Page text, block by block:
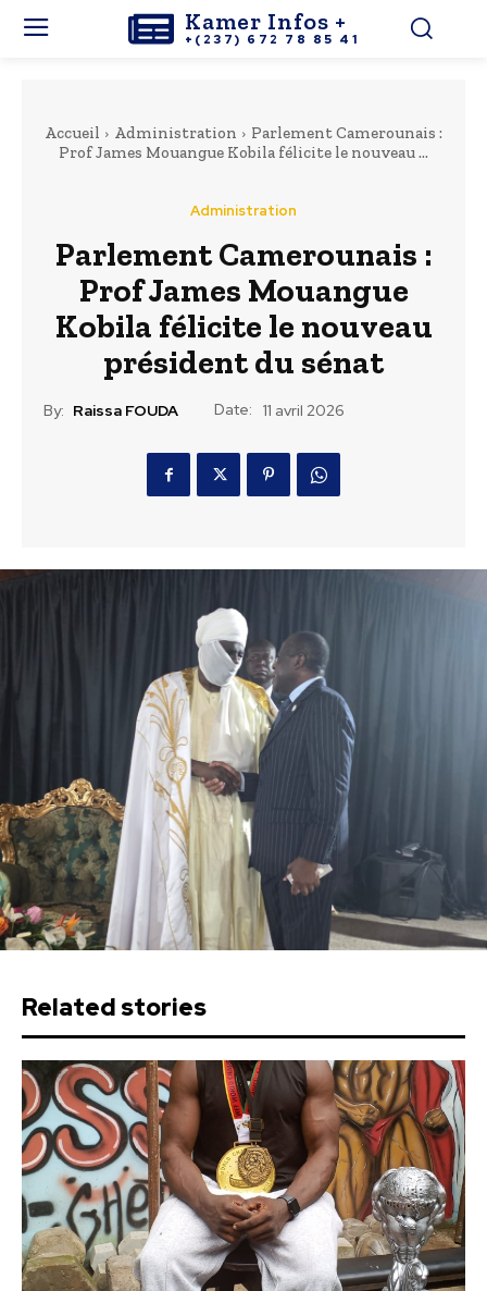
Kamer Infos +
+(237) 672 78 85 41
Accueil Administration
Parlement Camerounais :
Prof James Mouangue Kobila félicite le nouveau ...
Administration
Parlement Camerounais :
Prof James Mouangue
Kobila félicite le nouveau
président du sénat
By: Raissa FOUDA Date: 11 avril 2026
Related stories